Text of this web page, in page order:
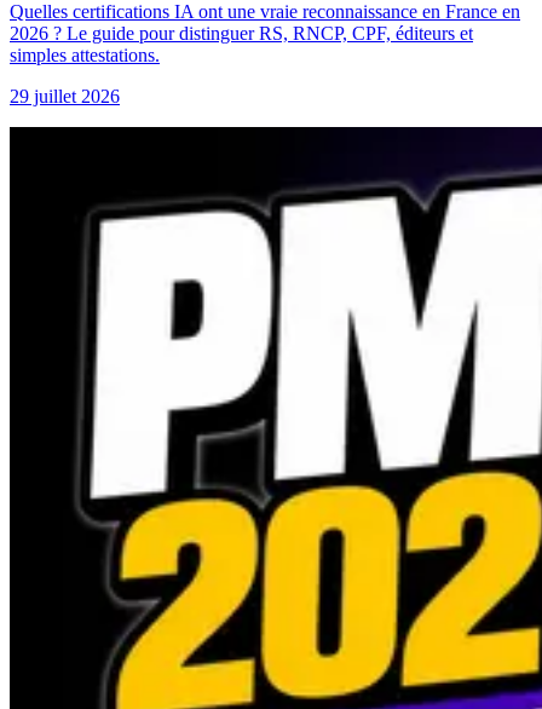
Quelles certifications IA ont une vraie reconnaissance en France en
2026 ? Le guide pour distinguer RS, RNCP, CPF, éditeurs et
simples attestations.
29 juillet 2026